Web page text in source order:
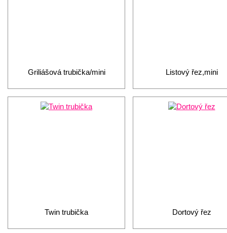
Griliášová trubička/mini Listový řez,mini
Twin trubička Dortový řez